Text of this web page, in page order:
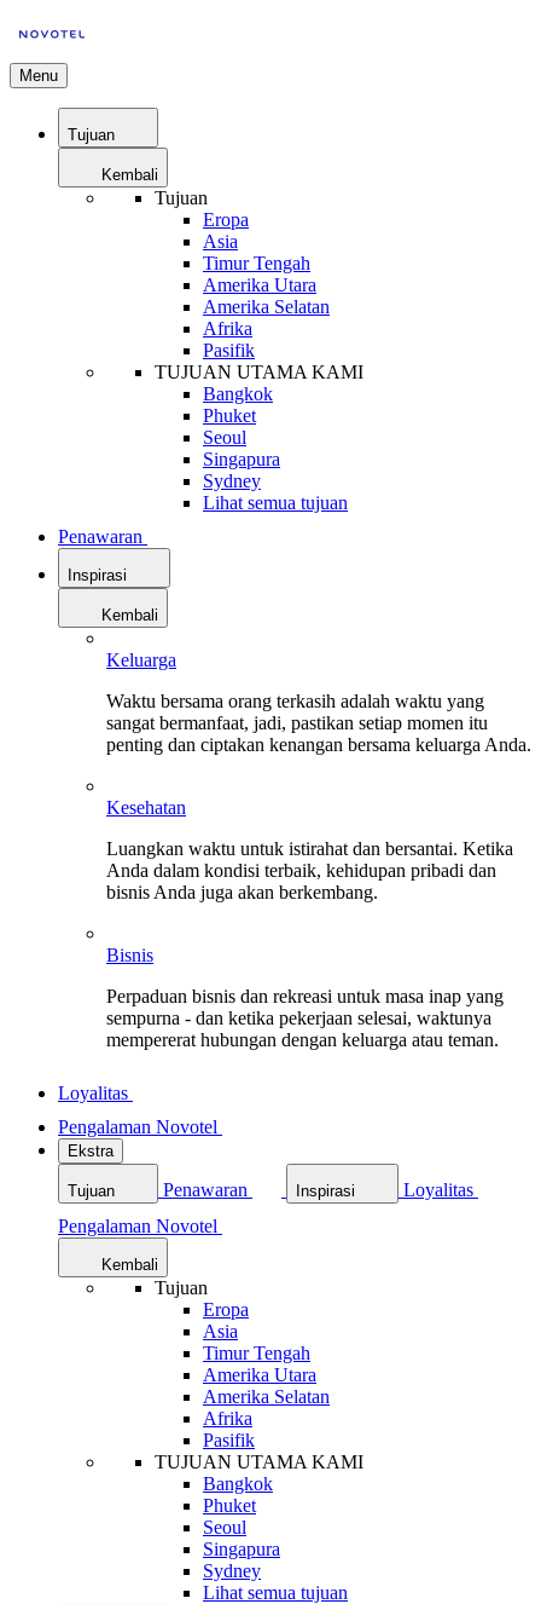
Menu
Tujuan
Kembali
Tujuan
Eropa
Asia
Timur Tengah
Amerika Utara
Amerika Selatan
Afrika
Pasifik
TUJUAN UTAMA KAMI
Bangkok
Phuket
Seoul
Singapura
Sydney
Lihat semua tujuan
Penawaran
Inspirasi
Kembali
Keluarga
Waktu bersama orang terkasih adalah waktu yang
sangat bermanfaat, jadi, pastikan setiap momen itu
penting dan ciptakan kenangan bersama keluarga Anda.
Kesehatan
Luangkan waktu untuk istirahat dan bersantai. Ketika
Anda dalam kondisi terbaik, kehidupan pribadi dan
bisnis Anda juga akan berkembang.
Bisnis
Perpaduan bisnis dan rekreasi untuk masa inap yang
sempurna - dan ketika pekerjaan selesai, waktunya
mempererat hubungan dengan keluarga atau teman.
Loyalitas
Pengalaman Novotel
Ekstra
Tujuan Penawaran Inspirasi
Loyalitas
Pengalaman Novotel
Kembali
Tujuan
Eropa
Asia
Timur Tengah
Amerika Utara
Amerika Selatan
Afrika
Pasifik
TUJUAN UTAMA KAMI
Bangkok
Phuket
Seoul
Singapura
Sydney
Lihat semua tujuan